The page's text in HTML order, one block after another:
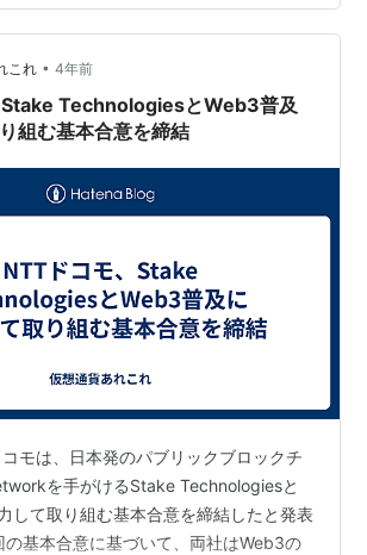
のコーポレートベンチャーキャピタル
タルからのマイノリティ出資に関して
す。 楽天は、NFT（非代替性トーク
レイスおよび販売プラットフォーム
これ • 4年前
TechnologiesとWeb3普及
組む基本合意を締結
モは、日本発のパブリックブロックチ
を手がけるStake Technologiesと
して取り組む基本合意を締結したと発表
の基本合意に基づいて、両社はWeb3の